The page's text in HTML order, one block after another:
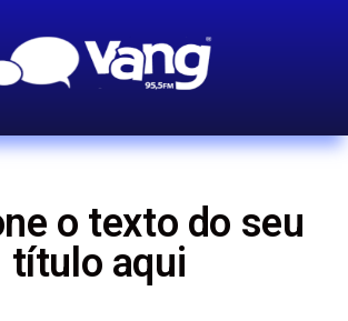
o texto do seu
título aqui